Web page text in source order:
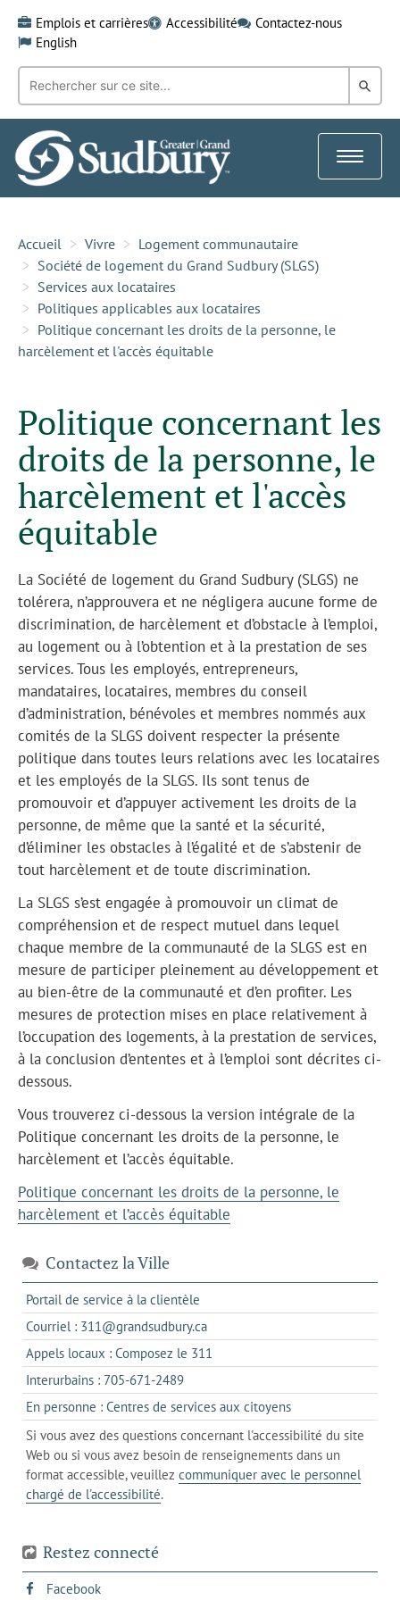
content
Emplois et carrières Accessibilité
Contactez-nous
English
Recherche
mot-
clé:
dans
Toggle
Accueil Vivre
Logement communautaire
Société de logement du Grand Sudbury (SLGS)
Services aux locataires
Politiques applicables aux locataires
Politique concernant les droits de la personne, le
harcèlement et l'accès équitable
Politique concernant les
droits de la personne, le
harcèlement et l'accès
équitable
La Société de logement du Grand Sudbury (SLGS) ne
tolérera, n’approuvera et ne négligera aucune forme de
discrimination, de harcèlement et d’obstacle à l’emploi,
au logement ou à l’obtention et à la prestation de ses
services. Tous les employés, entrepreneurs,
mandataires, locataires, membres du conseil
d’administration, bénévoles et membres nommés aux
comités de la SLGS doivent respecter la présente
politique dans toutes leurs relations avec les locataires
et les employés de la SLGS. Ils sont tenus de
promouvoir et d’appuyer activement les droits de la
personne, de même que la santé et la sécurité,
d’éliminer les obstacles à l’égalité et de s’abstenir de
tout harcèlement et de toute discrimination.
La SLGS s’est engagée à promouvoir un climat de
compréhension et de respect mutuel dans lequel
chaque membre de la communauté de la SLGS est en
mesure de participer pleinement au développement et
au bien-être de la communauté et d’en profiter. Les
mesures de protection mises en place relativement à
l’occupation des logements, à la prestation de services,
à la conclusion d’ententes et à l’emploi sont décrites ci-
dessous.
Vous trouverez ci-dessous la version intégrale de la
Politique concernant les droits de la personne, le
harcèlement et l’accès équitable.
Politique concernant les droits de la personne, le
harcèlement et l’accès équitable
Contactez la Ville
Portail de service à la clientèle
dans
un
nouvel
Courriel : 311@grandsudbury.cas'ouvre
dans
votre
de
messagerie
Appels locaux : Composez le 311
dans
un
client
de
votre
téléphone
Interurbains : 705-671-2489s'ouvre
dans
un
client
de
votre
En personne : Centres de services aux citoyenss'ouvre
dans
l'onglet
actuel
Si vous avez des questions concernant l'accessibilité du site
Web ou si vous avez besoin de renseignements dans un
format accessible, veuillez communiquer avec le personnel
chargé de l'accessibilité.
Restez connecté
Facebooks'ouvre